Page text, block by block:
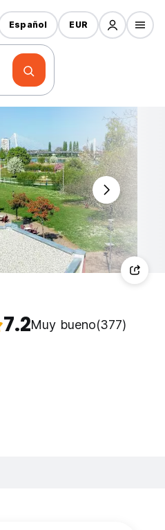
Español EUR
7.2Muy bueno(377)